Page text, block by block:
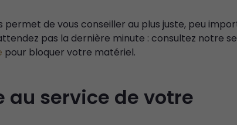
de vous conseiller au plus juste, peu
pas la dernière minute : consultez notre
pour bloquer votre matériel.
au service de votre